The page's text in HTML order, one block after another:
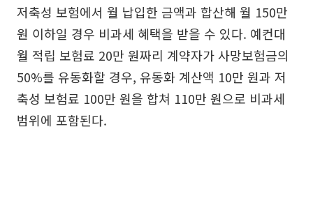
저축성 보험에서 월 납입한 금액과 합산해 월 150만
원 이하일 경우 비과세 혜택을 받을 수 있다. 예컨대
월 적립 보험료 20만 원짜리 계약자가 사망보험금의
50%를 유동화할 경우, 유동화 계산액 10만 원과 저
축성 보험료 100만 원을 합쳐 110만 원으로 비과세
범위에 포함된다.